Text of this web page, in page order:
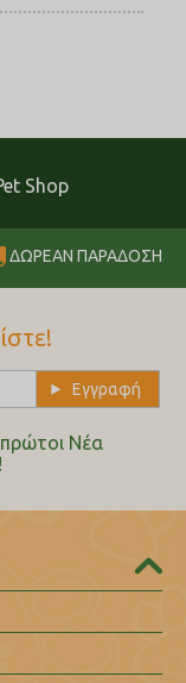
Shop
ΔΩΡΕΑΝ ΠΑΡΑΔΟΣΗ
Nέα